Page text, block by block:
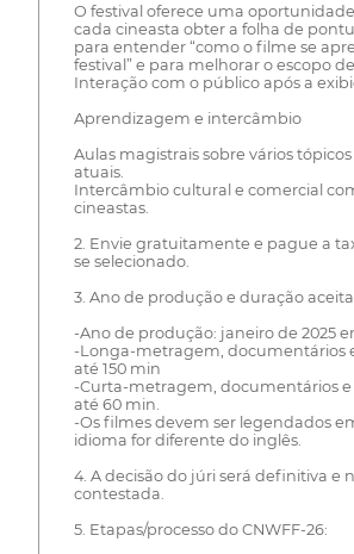
O festival oferece uma
cada cineasta obter a folha de
para entender “como o filme se
festival” e para melhorar o escopo
Interação com o público após a
Aprendizagem e intercâmbio
Aulas magistrais sobre vários
atuais.
Intercâmbio cultural e comercial
cineastas.
2. Envie gratuitamente e pague a
se selecionado.
3. Ano de produção e duração
-Ano de produção: janeiro de 2025
-Longa-metragem, documentários
até 150 min
-Curta-metragem, documentários e
até 60 min.
-Os filmes devem ser legendados
idioma for diferente do inglês.
4. A decisão do júri será definitiva e
contestada.
5. Etapas/processo do CNWFF-26: